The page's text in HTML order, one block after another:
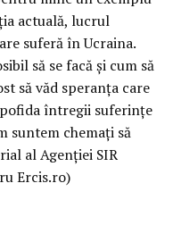
actuală, lucrul
suferă în Ucraina.
să se facă și cum să
să văd speranța care
întregii suferințe
suntem chemați să
al Agenției SIR
Ercis.ro)